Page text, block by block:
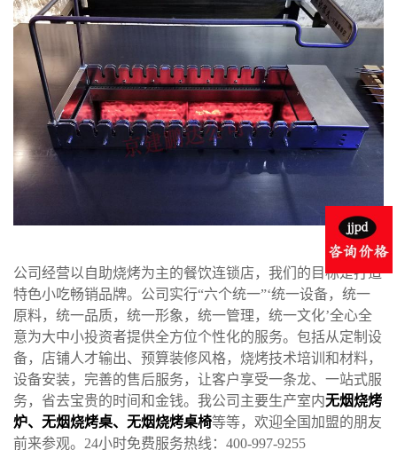
公司经营以自助烧烤为主的餐饮连锁店，我们的目标是打造
特色小吃畅销品牌。公司实行“六个统一”‘统一设备，统一
原料，统一品质，统一形象，统一管理，统一文化’全心全
意为大中小投资者提供全方位个性化的服务。包括从定制设
备，店铺人才输出、预算装修风格，烧烤技术培训和材料，
设备安装，完善的售后服务，让客户享受一条龙、一站式服
务，省去宝贵的时间和金钱。我公司主要生产室内无烟烧烤
炉、 无烟烧烤桌、 无烟烧烤桌椅等等，欢迎全国加盟的朋友
前来参观。24小时免费服务热线：400-997-9255